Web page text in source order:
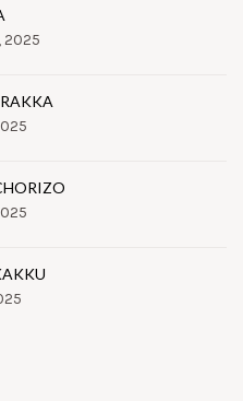
2025